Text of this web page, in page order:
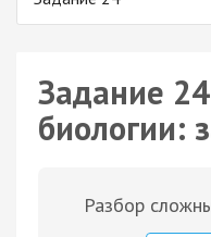
Задание
биологии:
Разбор